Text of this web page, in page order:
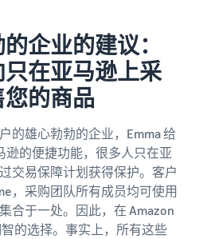
企业的建议：
在亚马逊上采
的商品
的雄心勃勃的企业，Emma 给
逊的便捷功能，很多人只在亚
交易保障计划获得保护。客户
，采购团队所有成员均可使用
合于一处。因此，在 Amazon
的选择。事实上，所有这些